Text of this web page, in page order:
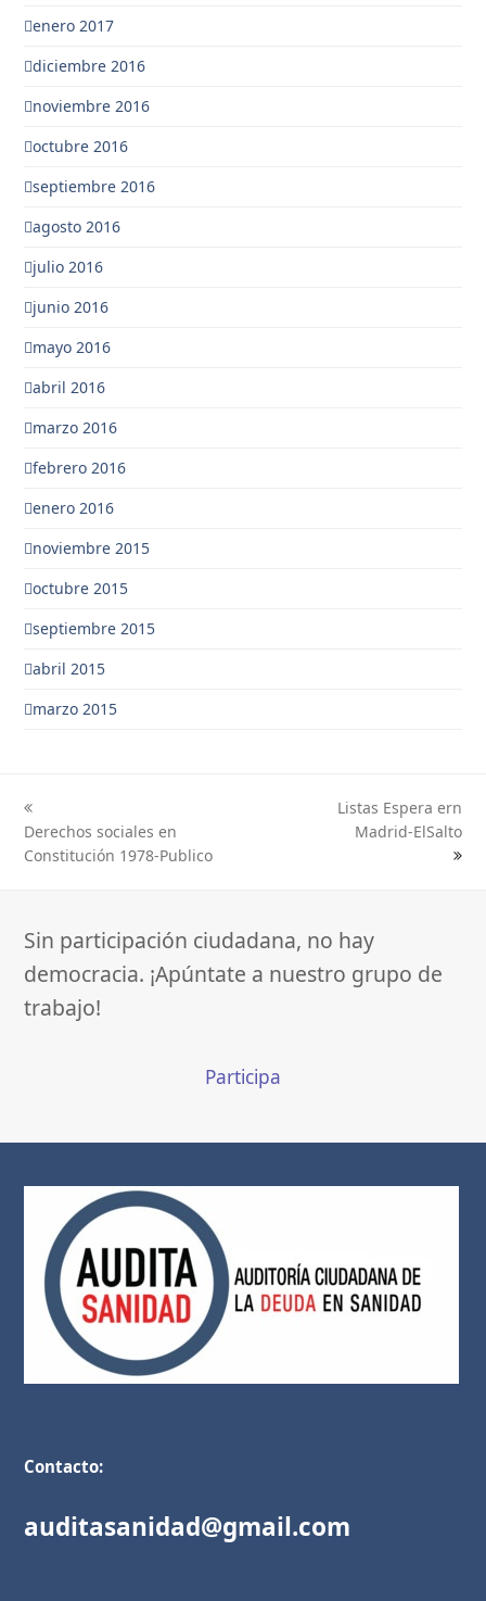
enero 2017
diciembre 2016
noviembre 2016
octubre 2016
septiembre 2016
agosto 2016
julio 2016
junio 2016
mayo 2016
abril 2016
marzo 2016
febrero 2016
enero 2016
noviembre 2015
octubre 2015
septiembre 2015
abril 2015
marzo 2015
previous
post:
Derechos sociales en
Constitución 1978-Publico
Listas Espera ern
Madrid-ElSalto
Sin participación ciudadana, no hay
democracia. ¡Apúntate a nuestro grupo de
trabajo!
Participa
Contacto:
auditasanidad@gmail.com